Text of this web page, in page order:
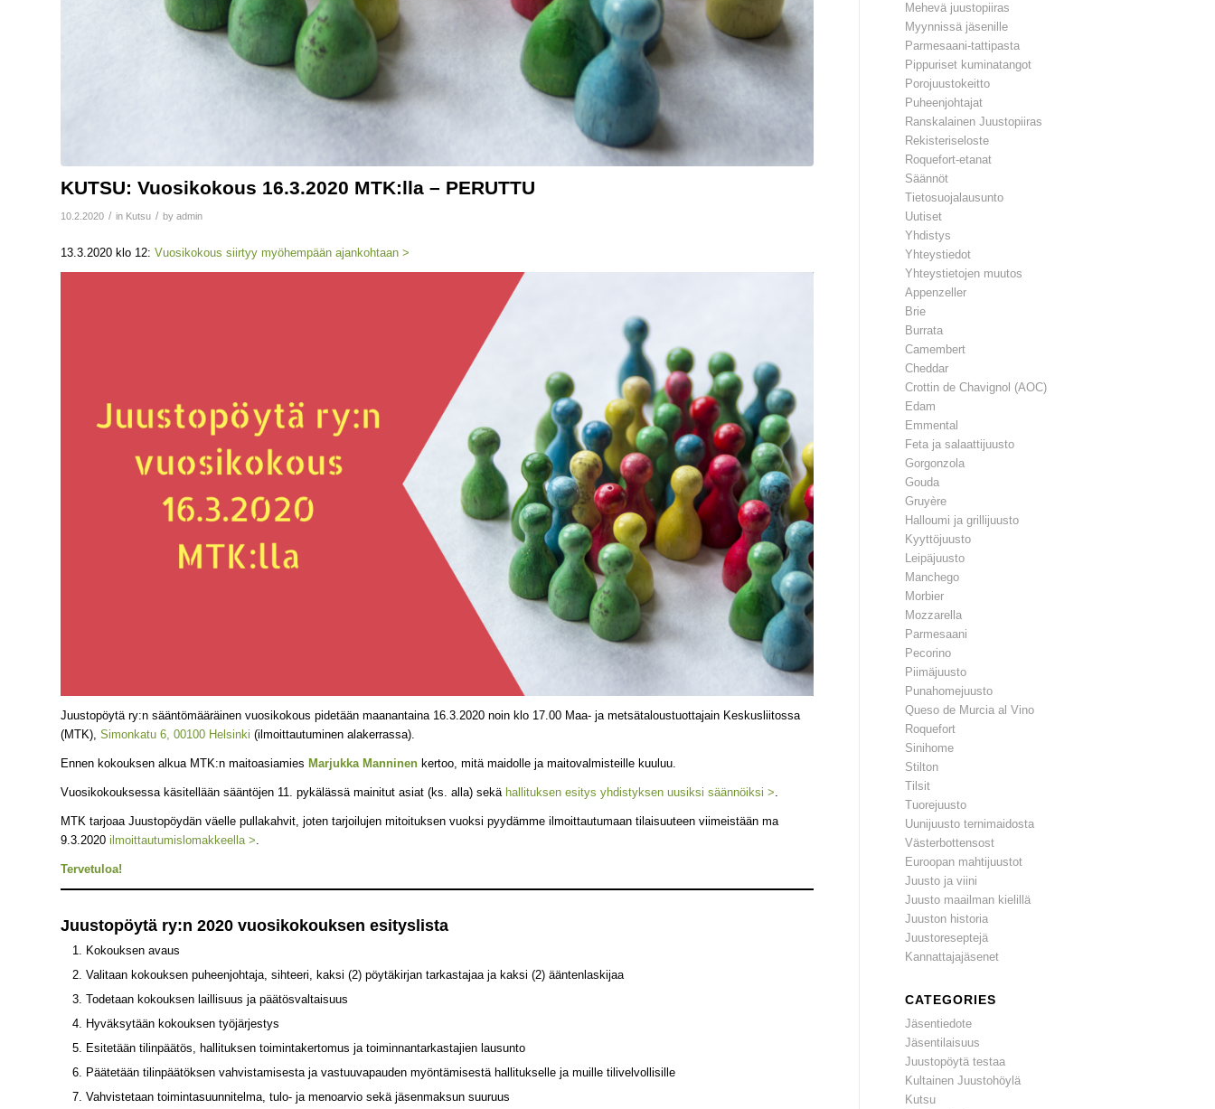
KUTSU: Vuosikokous 16.3.2020 MTK:lla – PERUTTU
10.2.2020 / in Kutsu / by admin
13.3.2020 klo 12: Vuosikokous siirtyy myöhempään ajankohtaan >
Juustopöytä ry:n sääntömääräinen vuosikokous pidetään maanantaina 16.3.2020 noin klo 17.00 Maa- ja metsätaloustuottajain Keskusliitossa
(MTK), Simonkatu 6, 00100 Helsinki (ilmoittautuminen alakerrassa).
Ennen kokouksen alkua MTK:n maitoasiamies Marjukka Manninen kertoo, mitä maidolle ja maitovalmisteille kuuluu.
Vuosikokouksessa käsitellään sääntöjen 11. pykälässä mainitut asiat (ks. alla) sekä hallituksen esitys yhdistyksen uusiksi säännöiksi >.
MTK tarjoaa Juustopöydän väelle pullakahvit, joten tarjoilujen mitoituksen vuoksi pyydämme ilmoittautumaan tilaisuuteen viimeistään ma
9.3.2020 ilmoittautumislomakkeella >.
Tervetuloa!
Juustopöytä ry:n 2020 vuosikokouksen esityslista
Kokouksen avaus
Valitaan kokouksen puheenjohtaja, sihteeri, kaksi (2) pöytäkirjan tarkastajaa ja kaksi (2) ääntenlaskijaa
Todetaan kokouksen laillisuus ja päätösvaltaisuus
Hyväksytään kokouksen työjärjestys
Esitetään tilinpäätös, hallituksen toimintakertomus ja toiminnantarkastajien lausunto
Päätetään tilinpäätöksen vahvistamisesta ja vastuuvapauden myöntämisestä hallitukselle ja muille tilivelvollisille
Vahvistetaan toimintasuunnitelma, tulo- ja menoarvio sekä jäsenmaksun suuruus
Mehevä juustopiiras
Myynnissä jäsenille
Parmesaani-tattipasta
Pippuriset kuminatangot
Porojuustokeitto
Puheenjohtajat
Ranskalainen Juustopiiras
Rekisteriseloste
Roquefort-etanat
Säännöt
Tietosuojalausunto
Uutiset
Yhdistys
Yhteystiedot
Yhteystietojen muutos
Appenzeller
Brie
Burrata
Camembert
Cheddar
Crottin de Chavignol (AOC)
Edam
Emmental
Feta ja salaattijuusto
Gorgonzola
Gouda
Gruyère
Halloumi ja grillijuusto
Kyyttöjuusto
Leipäjuusto
Manchego
Morbier
Mozzarella
Parmesaani
Pecorino
Piimäjuusto
Punahomejuusto
Queso de Murcia al Vino
Roquefort
Sinihome
Stilton
Tilsit
Tuorejuusto
Uunijuusto ternimaidosta
Västerbottensost
Euroopan mahtijuustot
Juusto ja viini
Juusto maailman kielillä
Juuston historia
Juustoreseptejä
Kannattajajäsenet
CATEGORIES
Jäsentiedote
Jäsentilaisuus
Juustopöytä testaa
Kultainen Juustohöylä
Kutsu